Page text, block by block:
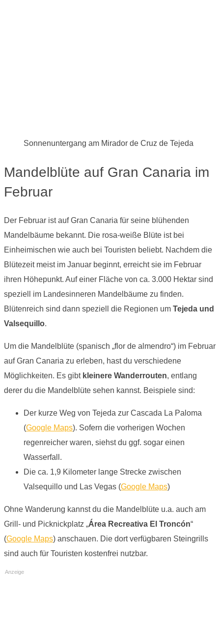
Sonnenuntergang am Mirador de Cruz de Tejeda
Mandelblüte auf Gran Canaria im
Februar
Der Februar ist auf Gran Canaria für seine blühenden
Mandelbäume bekannt. Die rosa-weiße Blüte ist bei
Einheimischen wie auch bei Touristen beliebt. Nachdem die
Blütezeit meist im Januar beginnt, erreicht sie im Februar
ihren Höhepunkt. Auf einer Fläche von ca. 3.000 Hektar sind
speziell im Landesinneren Mandelbäume zu finden.
Blütenreich sind dann speziell die Regionen um Tejeda und
Valsequillo.
Um die Mandelblüte (spanisch „flor de almendro“) im Februar
auf Gran Canaria zu erleben, hast du verschiedene
Möglichkeiten. Es gibt kleinere Wanderrouten, entlang
derer du die Mandelblüte sehen kannst. Beispiele sind:
Der kurze Weg von Tejeda zur Cascada La Paloma
(Google Maps). Sofern die vorherigen Wochen
regenreicher waren, siehst du ggf. sogar einen
Wasserfall.
Die ca. 1,9 Kilometer lange Strecke zwischen
Valsequillo und Las Vegas (Google Maps)
Ohne Wanderung kannst du die Mandelblüte u.a. auch am
Grill- und Picknickplatz „Área Recreativa El Troncón“
(Google Maps) anschauen. Die dort verfügbaren Steingrills
sind auch für Touristen kostenfrei nutzbar.
Anzeige